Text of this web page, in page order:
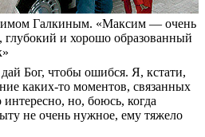
Галкиным. «Максим — очень
глубокий и хорошо образованный
Бог, чтобы ошибся. Я, кстати,
каких-то моментов, связанных
но, боюсь, когда
не очень нужное, ему тяжело